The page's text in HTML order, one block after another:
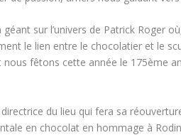
sur l’univers de Patrick Roger
le lien entre le chocolatier et le
fêtons cette année le 175ème
du lieu qui fera sa
en chocolat en hommage à